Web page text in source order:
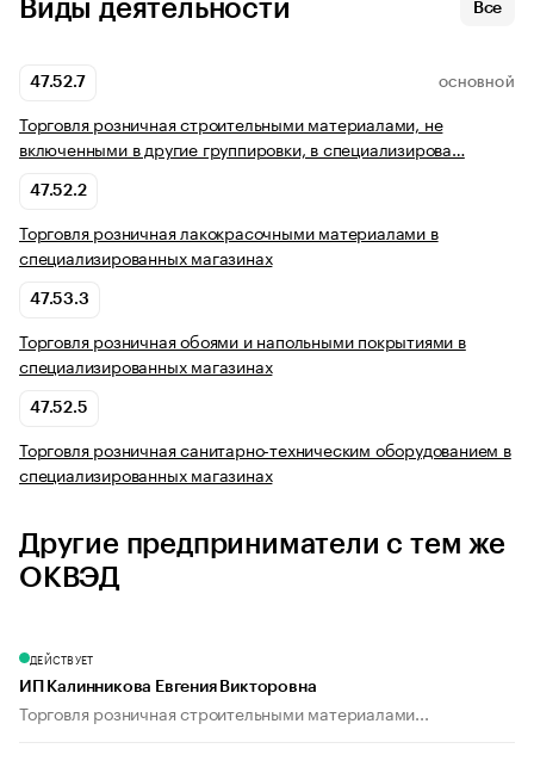
Виды деятельности Все
47.52.7 ОСНОВНОЙ
Торговля розничная строительными материалами, не
включенными в другие группировки, в специализирова…
47.52.2
Торговля розничная лакокрасочными материалами в
специализированных магазинах
47.53.3
Торговля розничная обоями и напольными покрытиями в
специализированных магазинах
47.52.5
Торговля розничная санитарно-техническим оборудованием в
специализированных магазинах
Другие предприниматели с тем же
ОКВЭД
ДЕЙСТВУЕТ
ИП Калинникова Евгения Викторовна
Торговля розничная строительными материалами...